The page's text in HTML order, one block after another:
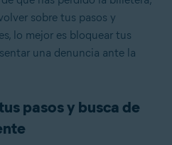
sobre tus pasos y
lo mejor es bloquear tus
una denuncia ante la
pasos y busca de